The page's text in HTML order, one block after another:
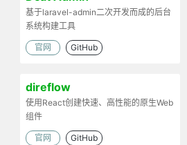
基于laravel-admin二次开发而成的后台
系统构建工具
官网 GitHub
direflow
使用React创建快速、高性能的原生Web
组件
官网 GitHub